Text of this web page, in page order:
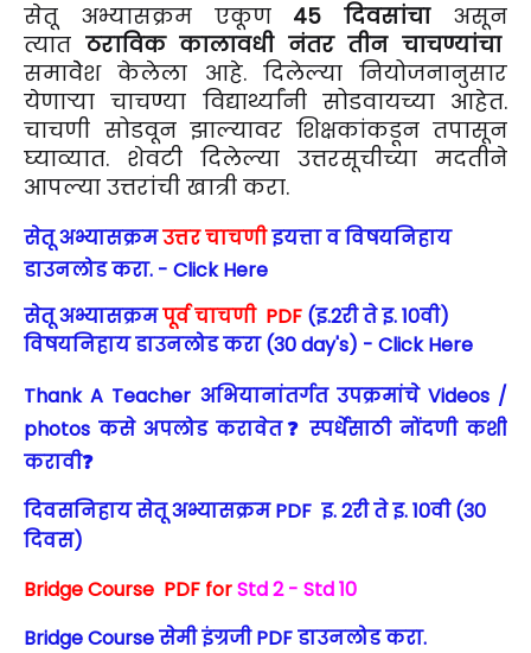
सेतू अभ्यासक्रम एकूण 45 दिवसांचाअसून
त्यात ठराविक कालावधी नंतर तीन चाचण्यांचा
समावेेश केलेला आहे. दिलेल्या नियोजनानुसार
येणाऱ्या चाचण्या विद्यार्थ्यांनी सोडवायच्या आहेत.
चाचणी सोडवून झाल्यावर शिक्षकांकडून तपासून
घ्याव्यात. शेवटी दिलेल्या उत्तरसूचीच्या मदतीने
आपल्या उत्तरांची खात्री करा.
सेतू अभ्यासक्रमउत्तर चाचणीइयत्ता व विषयनिहाय
डाउनलोड करा. - Click Here
सेतू अभ्यासक्रमपूर्व चाचणी PDF (इ.2री ते इ. 10वी)
विषयनिहाय डाउनलोड करा (30 day's) - Click Here
Thank A Teacher अभियानांतर्गत उपक्रमांचे Videos /
photos कसे अपलोड करावेत❓ स्पर्धेसाठी नोंदणी कशी
करावी❓
दिवसनिहाय सेतू अभ्यासक्रम PDF इ. 2री ते इ. 10वी (30
दिवस)
Bridge Course PDF forStd 2 - Std 10
Bridge Course सेमी इंग्रजी PDF डाउनलोड करा.